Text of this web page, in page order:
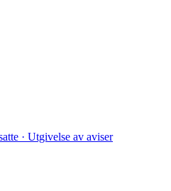
· Utgivelse av aviser